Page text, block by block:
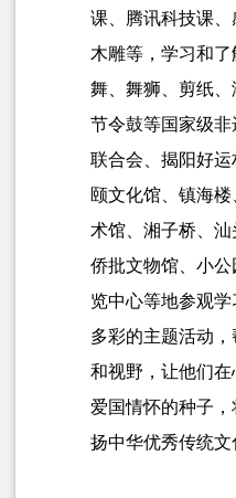
课、腾讯科技课、
木雕等，学习和
舞、舞狮、剪纸
节令鼓等国家级
联合会、揭阳好
颐文化馆、镇海楼
术馆 、湘子桥、
侨批文物馆、小
览中心等地参观
多彩的主题活动
和视野，让他们
爱国情怀的种子
扬中华优秀传统文